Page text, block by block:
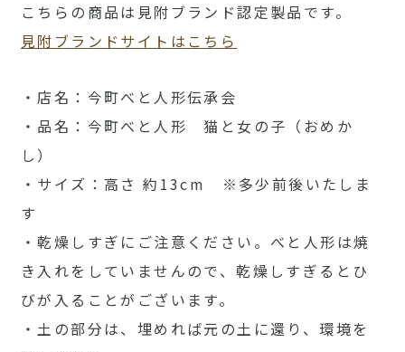
こちらの商品は見附ブランド認定製品です。
見附ブランドサイトはこちら
・店名：今町べと人形伝承会
・品名：今町べと人形 猫と女の子（おめか
し）
・サイズ：高さ 約13cm ※多少前後いたしま
す
・乾燥しすぎにご注意ください。べと人形は焼
き入れをしていませんので、乾燥しすぎるとひ
びが入ることがございます。
・土の部分は、埋めれば元の土に還り、環境を